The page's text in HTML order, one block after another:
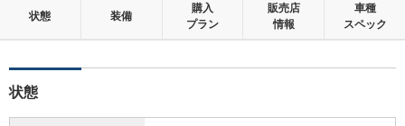
状態 装備
購入
プラン
販売店
情報
車種
スペック
状態